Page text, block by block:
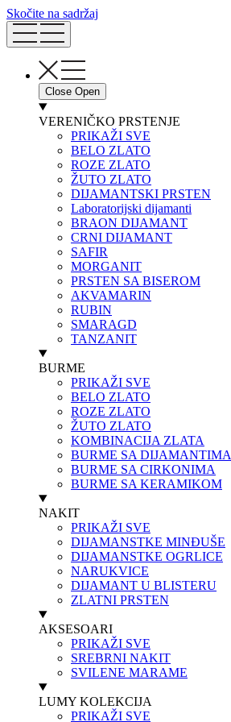
Skočite na sadržaj
Close Open
VERENIČKO PRSTENJE
PRIKAŽI SVE
BELO ZLATO
ROZE ZLATO
ŽUTO ZLATO
DIJAMANTSKI PRSTEN
Laboratorijski dijamanti
BRAON DIJAMANT
CRNI DIJAMANT
SAFIR
MORGANIT
PRSTEN SA BISEROM
AKVAMARIN
RUBIN
SMARAGD
TANZANIT
BURME
PRIKAŽI SVE
BELO ZLATO
ROZE ZLATO
ŽUTO ZLATO
KOMBINACIJA ZLATA
BURME SA DIJAMANTIMA
BURME SA CIRKONIMA
BURME SA KERAMIKOM
NAKIT
PRIKAŽI SVE
DIJAMANSTKE MINĐUŠE
DIJAMANSTKE OGRLICE
NARUKVICE
DIJAMANT U BLISTERU
ZLATNI PRSTEN
AKSESOARI
PRIKAŽI SVE
SREBRNI NAKIT
SVILENE MARAME
LUMY KOLEKCIJA
PRIKAŽI SVE